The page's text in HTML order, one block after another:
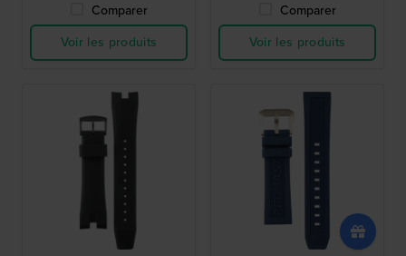
Comparer
Voir les produits
Comparer
Voir les produits